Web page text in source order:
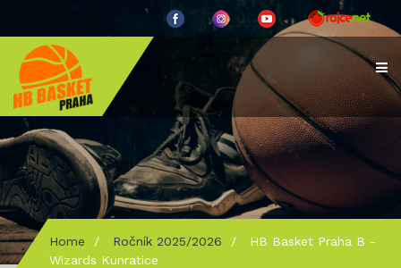
Home / Ročník 2025/2026 /
HB Basket Praha B -
Wizards Kunratice